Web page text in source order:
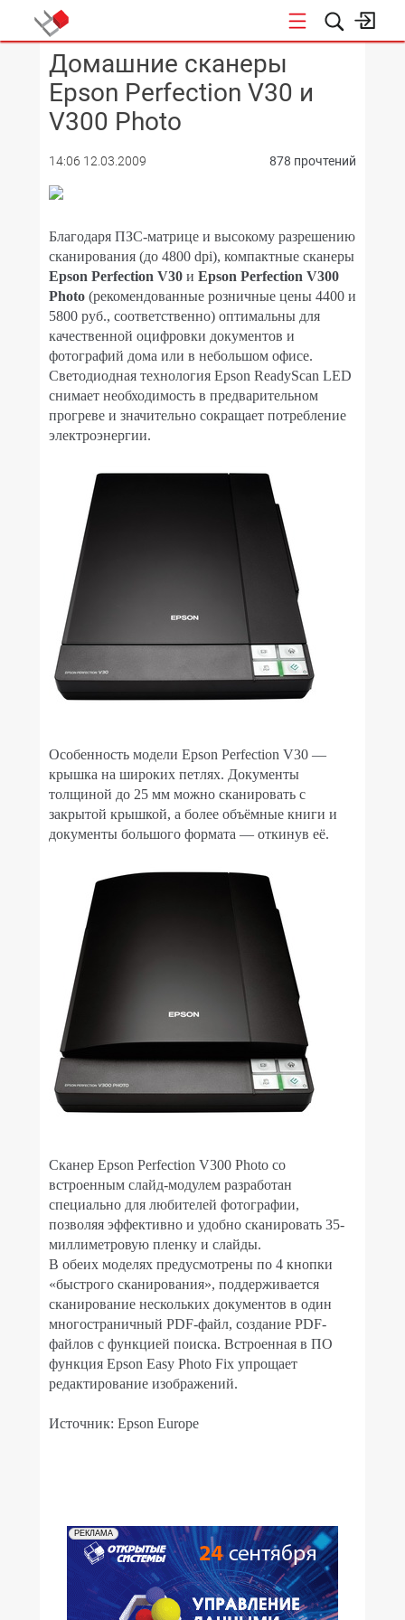
КОНФЕРЕНЦИИ
Домашние сканеры
Epson Perfection V30 и
V300 Photo
14:06 12.03.2009 878 прочтений
Благодаря ПЗС-матрице и высокому разрешению
сканирования (до 4800 dpi), компактные сканеры
Epson Perfection V30 и Epson Perfection V300
Photo (рекомендованные розничные цены 4400 и
5800 руб., соответственно) оптимальны для
качественной оцифровки документов и
фотографий дома или в небольшом офисе.
Светодиодная технология Epson ReadyScan LED
снимает необходимость в предварительном
прогреве и значительно сокращает потребление
электроэнергии.
Особенность модели Epson Perfection V30 —
крышка на широких петлях. Документы
толщиной до 25 мм можно сканировать с
закрытой крышкой, а более объёмные книги и
документы большого формата — откинув её.
Сканер Epson Perfection V300 Photo со
встроенным слайд-модулем разработан
специально для любителей фотографии,
позволяя эффективно и удобно сканировать 35-
миллиметровую пленку и слайды.
В обеих моделях предусмотрены по 4 кнопки
«быстрого сканирования», поддерживается
сканирование нескольких документов в один
многостраничный PDF-файл, создание PDF-
файлов с функцией поиска. Встроенная в ПО
функция Epson Easy Photo Fix упрощает
редактирование изображений.
Источник: Epson Europe
РЕКЛАМА